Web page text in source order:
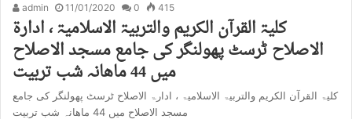
admin 11/01/2020 0 415
کلیۃ القرآن الکریم والتربیۃ الاسلامیۃ ، ادارۃ
الاصلاح ٹرسٹ پھولنگر کی جامع مسجد الاصلاح
میں 44 ماھانہ شب تربیت
کلیۃ القرآن الکریم والتربیۃ الاسلامیۃ ، ادارۃ الاصلاح ٹرسٹ پھولنگر کی جامع
مسجد الاصلاح میں 44 ماھانہ شب تربیت